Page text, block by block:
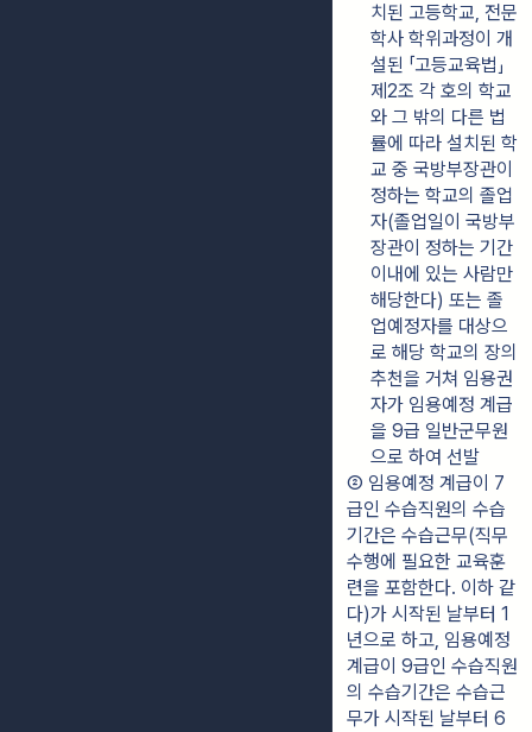
치된 고등학교, 전문
학사 학위과정이 개
설된 「고등교육법」
제2조 각 호의 학교
와 그 밖의 다른 법
률에 따라 설치된 학
교 중 국방부장관이
정하는 학교의 졸업
자(졸업일이 국방부
장관이 정하는 기간
이내에 있는 사람만
해당한다) 또는 졸
업예정자를 대상으
로 해당 학교의 장의
추천을 거쳐 임용권
자가 임용예정 계급
을 9급 일반군무원
으로 하여 선발
② 임용예정 계급이 7
급인 수습직원의 수습
기간은 수습근무(직무
수행에 필요한 교육훈
련을 포함한다. 이하 같
다)가 시작된 날부터 1
년으로 하고, 임용예정
계급이 9급인 수습직원
의 수습기간은 수습근
무가 시작된 날부터 6